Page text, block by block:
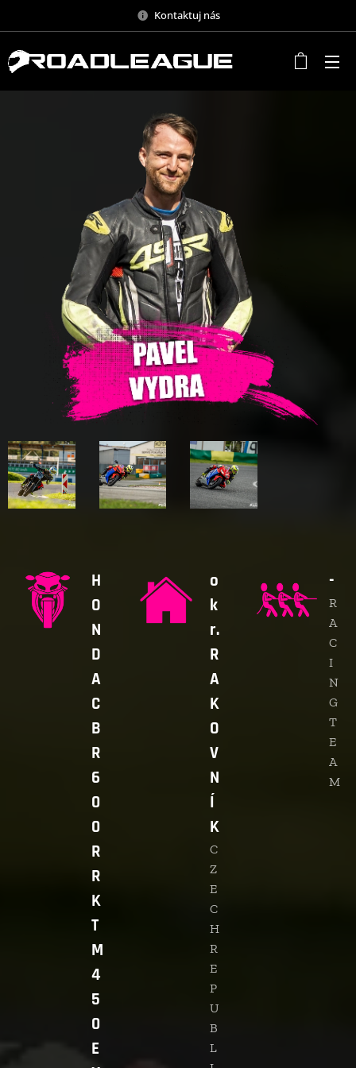
Kontaktuj nás
H
O
N
D
A
C
B
R
6
0
0
R
R
K
T
M
4
5
0
E
o
k
r.
R
A
K
O
V
N
Í
K
C
Z
E
C
H
R
E
P
U
B
L
-
R
A
C
I
N
G
T
E
A
M